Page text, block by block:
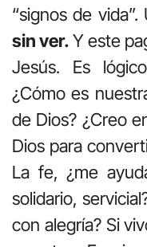
“signos de
sin ver.Y este
Jesús. Es
¿Cómo es
de Dios? ¿Creo
Dios para
La fe, ¿me
solidario,
con alegría? Si